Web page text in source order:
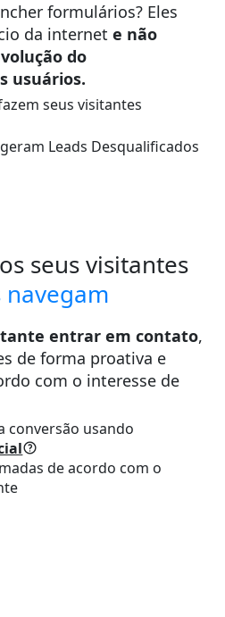
formulários? Eles
da internete não
do
usuários.
seus visitantes
Leads Desqualificados
seus visitantes
entrar em contato,
de forma proativa e
com o interesse de
conversão usando
de acordo com o